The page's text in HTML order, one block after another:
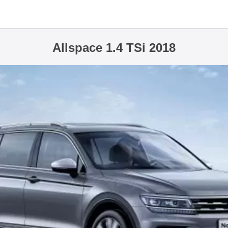
Allspace 1.4 TSi 2018